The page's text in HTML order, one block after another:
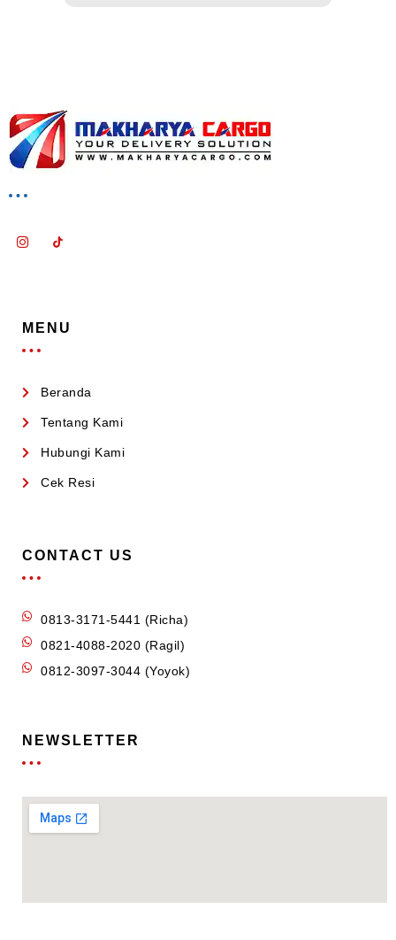
MENU
Beranda
Tentang Kami
Hubungi Kami
Cek Resi
CONTACT US
0813-3171-5441 (Richa)
0821-4088-2020 (Ragil)
0812-3097-3044 (Yoyok)
NEWSLETTER